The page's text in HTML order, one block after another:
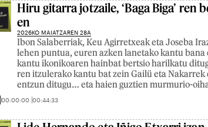
Hiru gitarra jotzaile, ‘Baga Biga’ ren
en
2026KO MAIATZAREN 28A
Ibon Salaberriak, Keu Agirretxeak eta Joseba
lehen puntua, euren azken lanetako kantu bana
kantu ikonikoaren hainbat bertsio harilkatu
ren itzulerako kantu bat zein Gailü eta
entzun ditugu… eta haien guztien murmurio-
00:00:00 00:44:33